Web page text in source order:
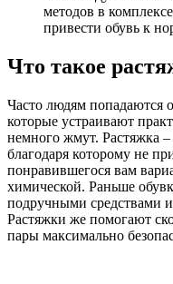
методов в
привести обувь к
Что такое
Часто людям попадаются
которые устраивают
немного жмут. Растяжка –
благодаря которому не
понравившегося вам
химической. Раньше
подручными средствами
Растяжки же помогают
пары максимально